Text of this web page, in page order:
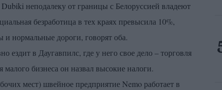
неподалеку от границы с Белоруссией владеют
безработица в тех краях превысила 10%,
нормальные дороги, говорят оба.
ездит в Даугавпилс, где у него свое дело – торговля
бизнеса он назвал высокие налоги.
мест) швейное предприятие Nemo работает в